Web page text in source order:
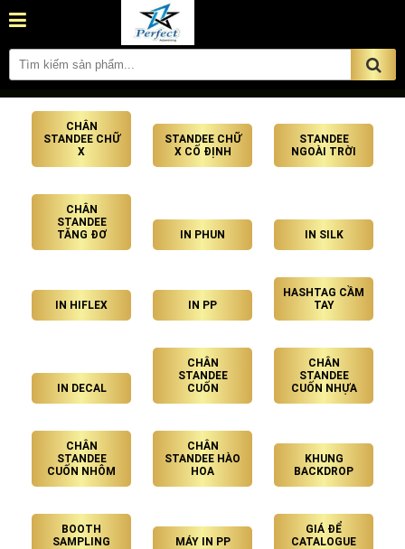
CHÂN
STANDEE CHỮ
X
STANDEE CHỮ
X CỐ ĐỊNH
STANDEE
NGOÀI TRỜI
CHÂN
STANDEE
TĂNG ĐƠ
IN PHUN IN SILK
IN HIFLEX IN PP
HASHTAG CẦM
TAY
IN DECAL
CHÂN
STANDEE
CUỐN
CHÂN
STANDEE
CUỐN NHỰA
CHÂN
STANDEE
CUỐN NHÔM
CHÂN
STANDEE HÀO
HOA
KHUNG
BACKDROP
BOOTH
SAMPLING
MÁY IN PP
GIÁ ĐỂ
CATALOGUE